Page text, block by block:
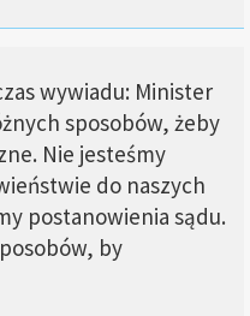
wywiadu: Minister
sposobów, żeby
Nie jesteśmy
do naszych
postanowienia sądu.
by